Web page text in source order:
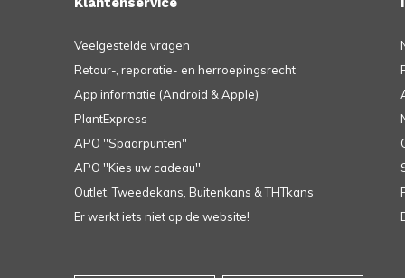
Veelgestelde vragen
Retour-, reparatie- en herroepingsrecht
App informatie (Android & Apple)
PlantExpress
APO ''Spaarpunten''
APO ''Kies uw cadeau''
Outlet, Tweedekans, Buitenkans & THTkans
Er werkt iets niet op de website!